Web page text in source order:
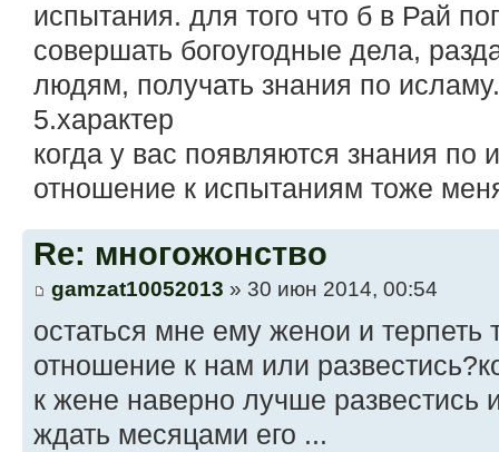
испытания. для того что б в Рай
совершать богоугодные дела,
людям, получать знания по исламу.
5.характер
когда у вас появляются знания по
отношение к испытаниям тоже
Re: многожонство
gamzat10052013 » 30 июн 2014, 00:54
остаться мне ему женои и терпеть
отношение к нам или
к жене наверно лучше развестись
ждать месяцами его ...